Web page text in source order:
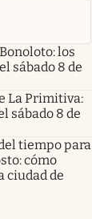
los
sábado 8 de
La Primitiva:
sábado 8 de
tiempo para
cómo
ciudad de